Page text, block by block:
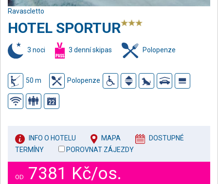
Ravascletto
HOTEL SPORTUR
3 noci 3 denní skipas Polopenze
50 m Polopenze
INFO O HOTELU MAPA
DOSTUPNÉ
TERMÍNY
POROVNAT ZÁJEZDY
OD 7381 Kč/os.